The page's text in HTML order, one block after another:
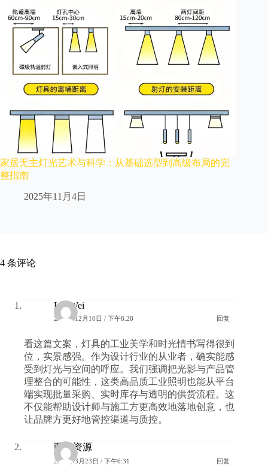
家居无主灯光艺术与科学：从基础选型到高级布局的完
整指南​
2025年11月4日
4 条评论
Liu Wei
2025年12月10日 / 下午8:28 回复
看这篇文案，灯具的工业美学和时光情书写得很到
位，实景感强。作为设计行业的从业者，确实能感
受到灯光与空间的呼应。我们强调把光影与产品管
理整合的可能性，这类高品质工业照明也能从平台
端实现批量采购、实时库存与透明的供货流程。这
不仅能帮助设计师与施工方更高效地落地创意，也
让品牌方更好地管控渠道与质控。
两性资源
2026年3月23日 / 下午6:31 回复